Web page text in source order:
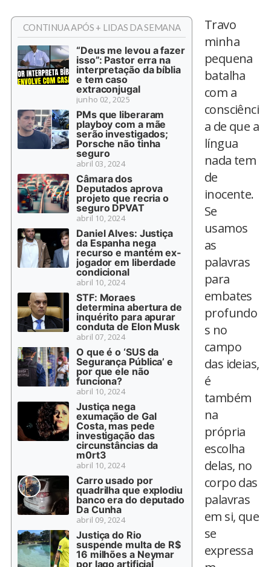
CONTINUA APÓS + LIDAS DA SEMANA
“Deus me levou a fazer
isso”: Pastor erra na
interpretação da bíblia
e tem caso
extraconjugal
junho 02, 2025
PMs que liberaram
playboy com a mãe
serão investigados;
Porsche não tinha
seguro
abril 03, 2024
Câmara dos
Deputados aprova
projeto que recria o
seguro DPVAT
abril 10, 2024
Daniel Alves: Justiça
da Espanha nega
recurso e mantém ex-
jogador em liberdade
condicional
abril 10, 2024
STF: Moraes
determina abertura de
inquérito para apurar
conduta de Elon Musk
abril 07, 2024
O que é o ‘SUS da
Segurança Pública’ e
por que ele não
funciona?
abril 10, 2024
Justiça nega
exumação de Gal
Costa, mas pede
investigação das
circunstâncias da
m0rt3
abril 10, 2024
Carro usado por
quadrilha que explodiu
banco era do deputado
Da Cunha
abril 09, 2024
Justiça do Rio
suspende multa de R$
16 milhões a Neymar
por lago artificial
Travo
minha
pequena
batalha
com a
consciênci
a de que a
língua
nada tem
de
inocente.
Se
usamos
as
palavras
para
embates
profundo
s no
campo
das ideias,
é
também
na
própria
escolha
delas, no
corpo das
palavras
em si, que
se
expressa